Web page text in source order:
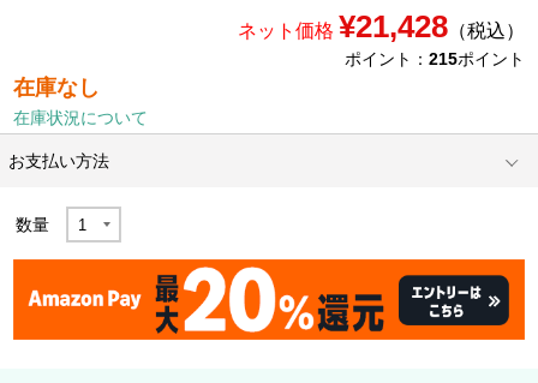
ネット価格 ¥21,428（税込）
ポイント： 215ポイント
在庫なし
在庫状況について
お支払い方法
数量